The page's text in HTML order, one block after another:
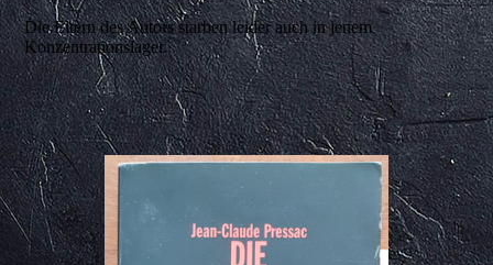
Die Eltern des Autors starben leider auch in jenem
Konzentrationslager.